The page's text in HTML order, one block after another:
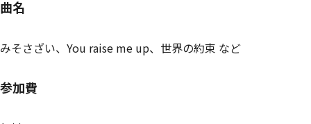
曲名
みそさざい、You raise me up、世界の約束 など
参加費